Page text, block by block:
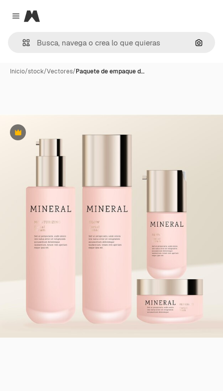
Close menu
Magnific
Inicio/stock/Vectores/Paquete de empaque d…
Premium